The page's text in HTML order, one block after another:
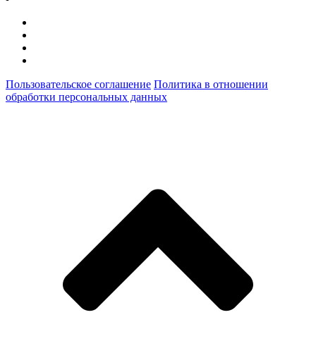
Пользовательское соглашение Политика в отношении
обработки персональных данных